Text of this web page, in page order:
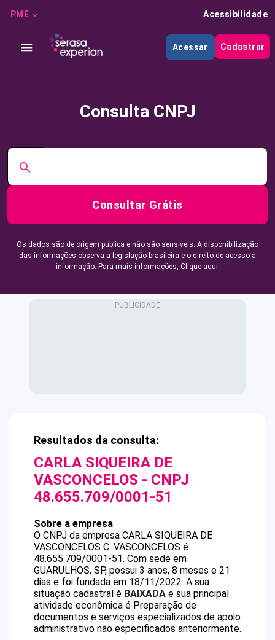
PME Acessibilidade
Acessar Cadastrar
Consulta CNPJ
Consultar Grátis
Os dados são de origem pública e não são sensíveis. A disponibilização
das informações observa a legislação brasileira e o direito de acesso à
informação. Para mais informações, Clique aqui.
Resultados da consulta:
CARLA SIQUEIRA DE
VASCONCELOS - CNPJ
48.655.709/0001-51
Sobre a empresa
O CNPJ da empresa CARLA SIQUEIRA DE
VASCONCELOS C. VASCONCELOS é
48.655.709/0001-51. Com sede em
GUARULHOS, SP, possui 3 anos, 8 meses e 21
dias e foi fundada em 18/11/2022. A sua
situação cadastral é BAIXADA e sua principal
atividade econômica é Preparação de
documentos e serviços especializados de apoio
administrativo não especificados anteriormente.